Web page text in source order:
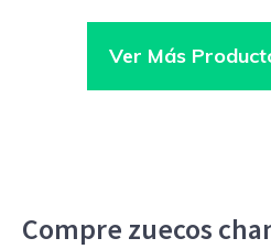
Ver Más
Compre zuecos